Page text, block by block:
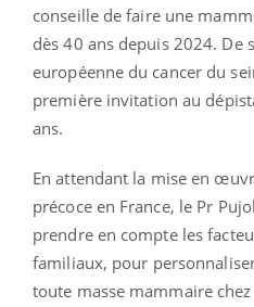
conseille de faire une
dès 40 ans depuis 2024. De
européenne du cancer du
première invitation au
ans.
En attendant la mise en
précoce en France, le Pr
prendre en compte les
familiaux, pour
toute masse mammaire